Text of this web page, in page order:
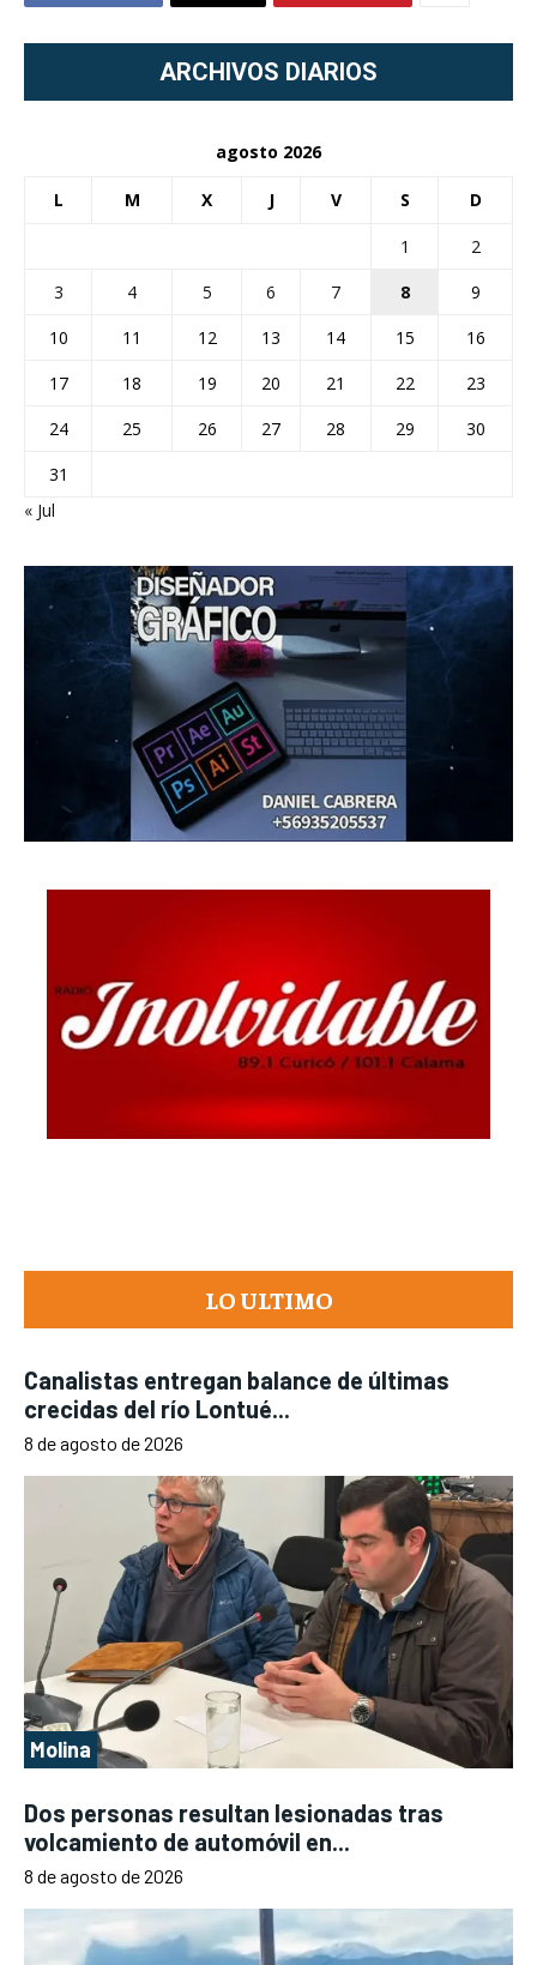
ARCHIVOS DIARIOS
agosto 2026
L M X J V S D
1
2
3
4 5 6 7 8
9
10
11 12 13 14 15
16
17
18 19 20 21 22
23
24
25 26 27 28 29
30
31
« Jul
LO ULTIMO
Canalistas entregan balance de últimas
crecidas del río Lontué...
8 de agosto de 2026
Molina
Dos personas resultan lesionadas tras
volcamiento de automóvil en...
8 de agosto de 2026